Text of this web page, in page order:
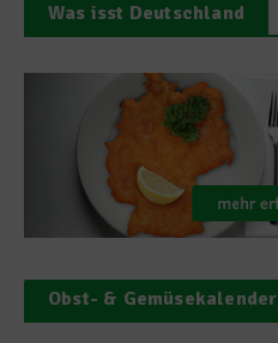
Was isst Deutschland
Obst- & Gemüsekalender